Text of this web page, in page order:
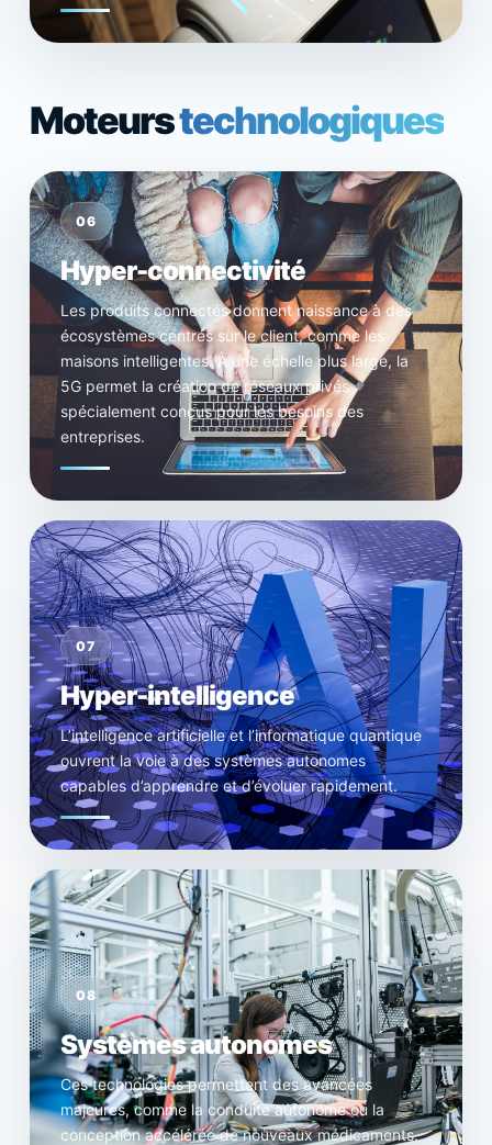
Moteurstechnologiques
06
Hyper-connectivité
Les produits connectés donnent naissance à des
écosystèmes centrés sur le client, comme les
maisons intelligentes. À une échelle plus large, la
5G permet la création de réseaux privés
spécialement conçus pour les besoins des
entreprises.
07
Hyper-intelligence
L’intelligence artificielle et l’informatique quantique
ouvrent la voie à des systèmes autonomes
capables d’apprendre et d’évoluer rapidement.
08
Systèmes autonomes
Ces technologies permettent des avancées
majeures, comme la conduite autonome ou la
conception accélérée de nouveaux médicaments.